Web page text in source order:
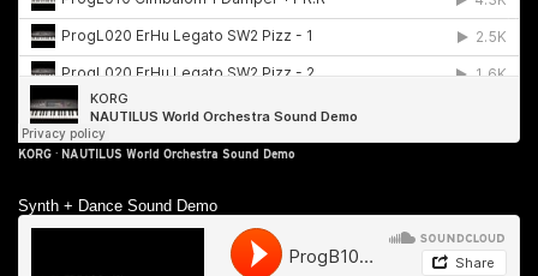
KORG · NAUTILUS World Orchestra Sound Demo
Synth + Dance Sound Demo